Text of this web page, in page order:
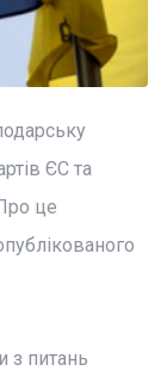
ЄС та
це
з питань